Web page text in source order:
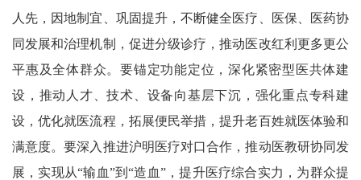
人先，因地制宜、巩固提升，不断健全医疗、医保、医药协
同发展和治理机制，促进分级诊疗，推动医改红利更多更公
平惠及全体群众。要锚定功能定位，深化紧密型医共体建
设，推动人才、技术、设备向基层下沉，强化重点专科建
设，优化就医流程，拓展便民举措，提升老百姓就医体验和
满意度。要深入推进沪明医疗对口合作，推动医教研协同发
展，实现从“输血”到“造血”，提升医疗综合实力，为群众提